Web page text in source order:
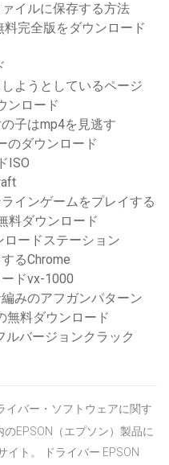
イルに保存する方法
完全版をダウンロード
ようとしているページ
ンロード
子はmp4を見逃す
のダウンロード
ISO
インゲームをプレイする
料ダウンロード
ロードステーション
るChrome
ドvx-1000
みのアフガンパターン
無料ダウンロード
ルバージョンクラック
イバー・ソフトウェアに関す
EPSON（エプソン）製品に
イト。 ドライバー EPSON